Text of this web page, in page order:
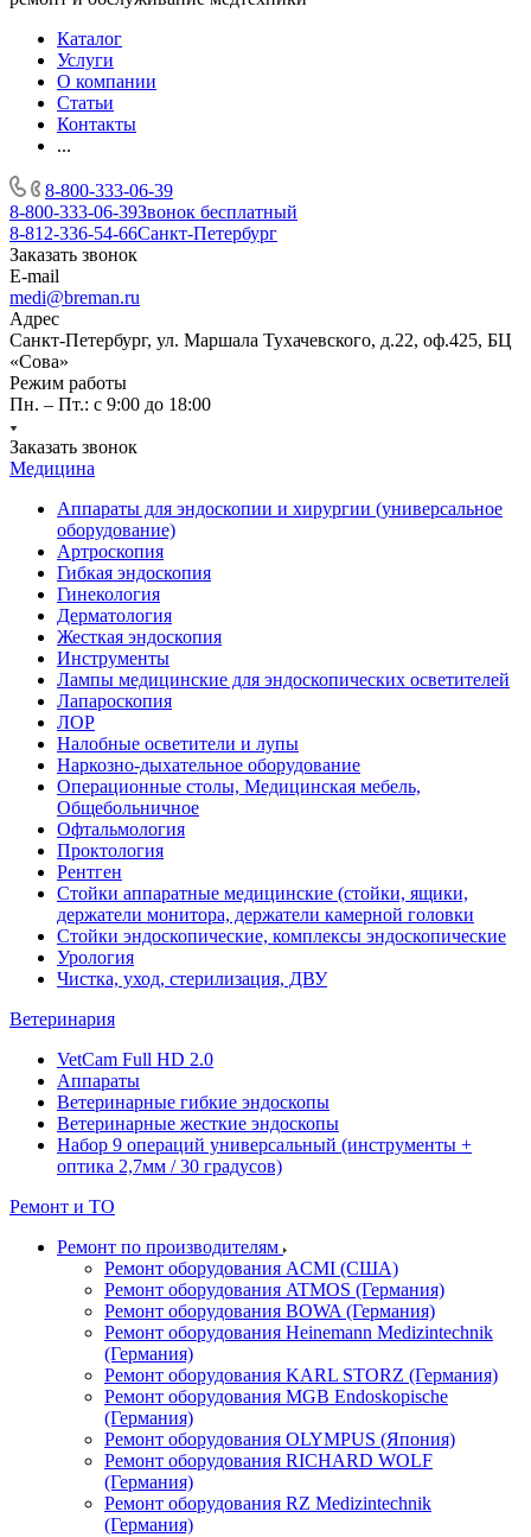
Каталог
Услуги
О компании
Статьи
Контакты
...
8-800-333-06-39
8-800-333-06-39Звонок бесплатный
8-812-336-54-66Санкт-Петербург
Заказать звонок
E-mail
medi@breman.ru
Адрес
Санкт-Петербург, ул. Маршала Тухачевского, д.22, оф.425, БЦ
«Сова»
Режим работы
Пн. – Пт.: с 9:00 до 18:00
Заказать звонок
Медицина
Аппараты для эндоскопии и хирургии (универсальное
оборудование)
Артроскопия
Гибкая эндоскопия
Гинекология
Дерматология
Жесткая эндоскопия
Инструменты
Лампы медицинские для эндоскопических осветителей
Лапароскопия
ЛОР
Налобные осветители и лупы
Наркозно-дыхательное оборудование
Операционные столы, Медицинская мебель,
Общебольничное
Офтальмология
Проктология
Рентген
Стойки аппаратные медицинские (стойки, ящики,
держатели монитора, держатели камерной головки
Стойки эндоскопические, комплексы эндоскопические
Урология
Чистка, уход, стерилизация, ДВУ
Ветеринария
VetCam Full HD 2.0
Аппараты
Ветеринарные гибкие эндоскопы
Ветеринарные жесткие эндоскопы
Набор 9 операций универсальный (инструменты +
оптика 2,7мм / 30 градусов)
Ремонт и ТО
Ремонт по производителям
Ремонт оборудования ACMI (США)
Ремонт оборудования ATMOS (Германия)
Ремонт оборудования BOWA (Германия)
Ремонт оборудования Heinemann Medizintechnik
(Германия)
Ремонт оборудования KARL STORZ (Германия)
Ремонт оборудования MGB Endoskopische
(Германия)
Ремонт оборудования OLYMPUS (Япония)
Ремонт оборудования RICHARD WOLF
(Германия)
Ремонт оборудования RZ Medizintechnik
(Германия)